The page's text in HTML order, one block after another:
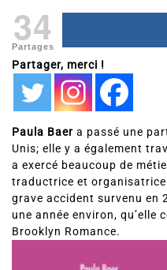
34
Partages
Partager, merci !
Paula Baer a passé une
Unis; elle y a également
a exercé beaucoup de
traductrice et organisatrice
grave accident survenu en
une année environ, qu’elle
Brooklyn Romance.